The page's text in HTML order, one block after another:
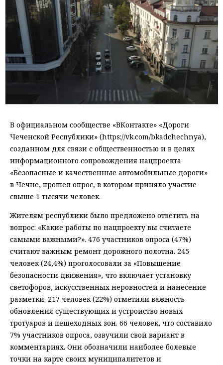
В официальном сообществе «ВКонтакте» «Дороги
Чеченской Республики» (https://vk.com/bkadchechnya),
созданном для связи с общественностью и в целях
информационного сопровождения нацпроекта
«Безопасные и качественные автомобильные дороги»
в Чечне, прошел опрос, в котором приняло участие
свыше 1 тысячи человек.
Жителям республики было предложено ответить на
вопрос: «Какие работы по нацпроекту вы считаете
самыми важными?». 476 участников опроса (47%)
считают важным ремонт дорожного полотна. 245
человек (24,4%) проголосовали за «Повышение
безопасности движения», что включает установку
светофоров, искусственных неровностей и нанесение
разметки. 217 человек (22%) отметили важность
обновления существующих и устройство новых
тротуаров и пешеходных зон. 66 человек, что составило
7% участников опроса, озвучили свой вариант в
комментариях. Они обозначили наиболее болевые
точки на карте своих муниципалитетов и